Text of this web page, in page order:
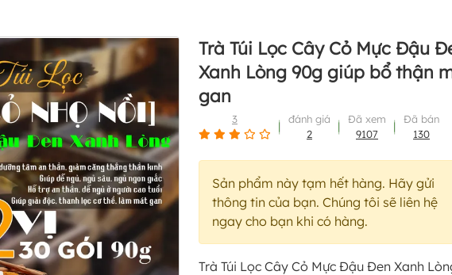
Trà Túi Lọc Cây Cỏ Mực Đậu
Xanh Lòng 90g giúp bổ thận
gan
3
đánh giá
2
Đã xem
9107
Đã bán
130
Sản phẩm này tạm hết hàng. Hãy gửi
thông tin của bạn. Chúng tôi sẽ liên hệ
ngay cho bạn khi có hàng.
Trà Túi Lọc Cây Cỏ Mực Đậu Đen Xanh